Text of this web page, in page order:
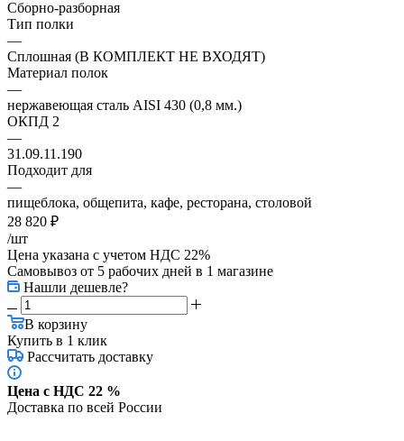
Сборно-разборная
Тип полки
—
Сплошная (В КОМПЛЕКТ НЕ ВХОДЯТ)
Материал полок
—
нержавеющая сталь AISI 430 (0,8 мм.)
ОКПД 2
—
31.09.11.190
Подходит для
—
пищеблока, общепита, кафе, ресторана, столовой
28 820 ₽
/шт
Цена указана с учетом НДС 22%
Самовывоз от 5 рабочих дней в 1 магазине
Нашли дешевле?
В корзину
Купить в 1 клик
Рассчитать доставку
Цена с НДС 22 %
Доставка по всей России